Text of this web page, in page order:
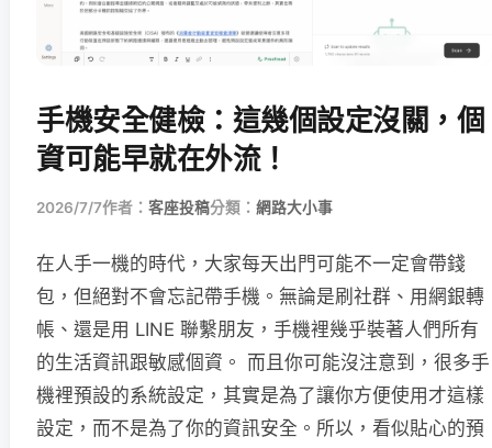
手機安全健檢：這幾個設定沒關，個
資可能早就在外流！
2026/7/7作者： 客座投稿分類： 網路大小事
在人手一機的時代，大家每天出門可能不一定會帶錢
包，但絕對不會忘記帶手機。無論是刷社群、用網銀轉
帳、還是用 LINE 聯繫朋友，手機裡幾乎裝著人們所有
的生活資訊跟敏感個資。 而且你可能沒注意到，很多手
機裡預設的系統設定，其實是為了讓你方便使用才這樣
設定，而不是為了你的資訊安全。所以，看似貼心的預